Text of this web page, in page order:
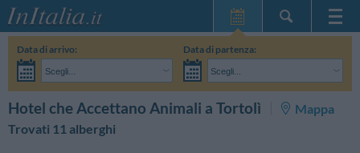
Home Page
Le mie Prenotazioni
InItalia Club
Data di arrivo:
Scegli...
Data di partenza:
Scegli...
Hotel che Accettano Animali a Tortolì
Mappa
Trovati 11 alberghi